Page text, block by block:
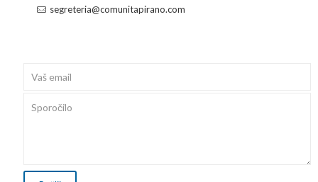
segreteria@comunitapirano.com